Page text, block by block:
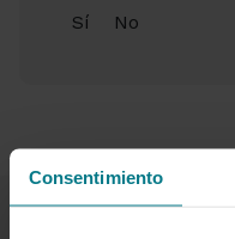
Consentimiento
Sí No